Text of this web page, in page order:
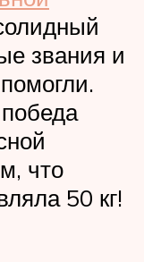
звания и
что
50 кг!